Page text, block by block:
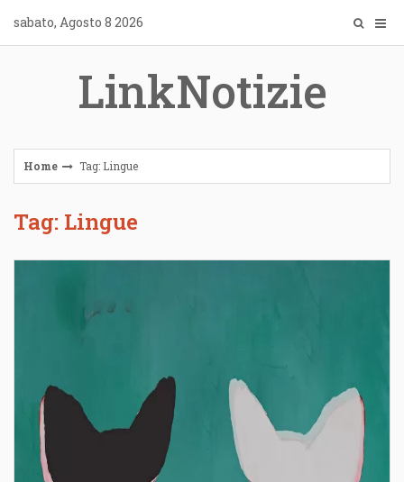
content
sabato, Agosto 8 2026
LinkNotizie
Home Tag: Lingue
Tag: Lingue